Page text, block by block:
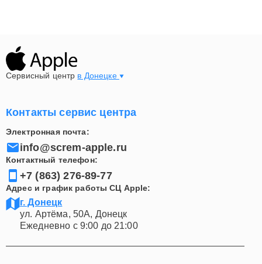
Сервисный центр в Донецке
Контакты сервис центра
Электронная почта:
info@screm-apple.ru
Контактный телефон:
+7 (863) 276-89-77
Адрес и график работы СЦ Apple:
г. Донецк
ул. Артёма, 50А, Донецк
Ежедневно с 9:00 до 21:00